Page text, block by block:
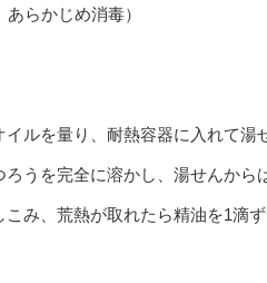
らかじめ消毒）
ルを量り、耐熱容器に入れて湯
うを完全に溶かし、湯せんから
み、荒熱が取れたら精油を1滴ず